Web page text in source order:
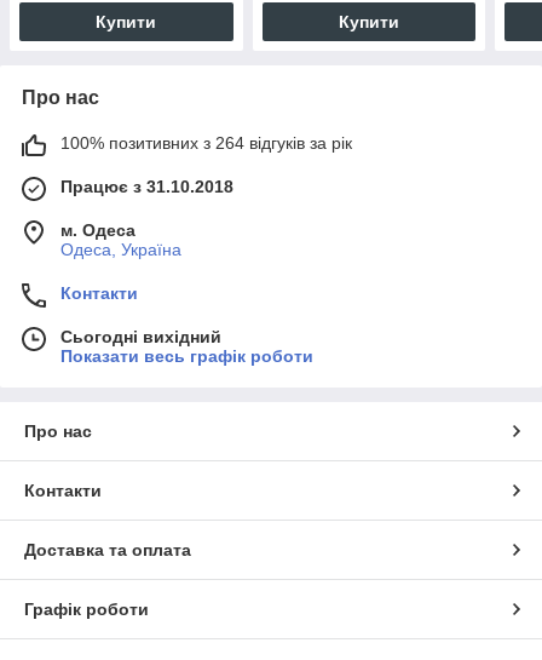
Купити Купити
Про нас
100% позитивних з 264 відгуків за рік
Працює з 31.10.2018
м. Одеса
Одеса, Україна
Контакти
Сьогодні вихідний
Показати весь графік роботи
Про нас
Контакти
Доставка та оплата
Графік роботи